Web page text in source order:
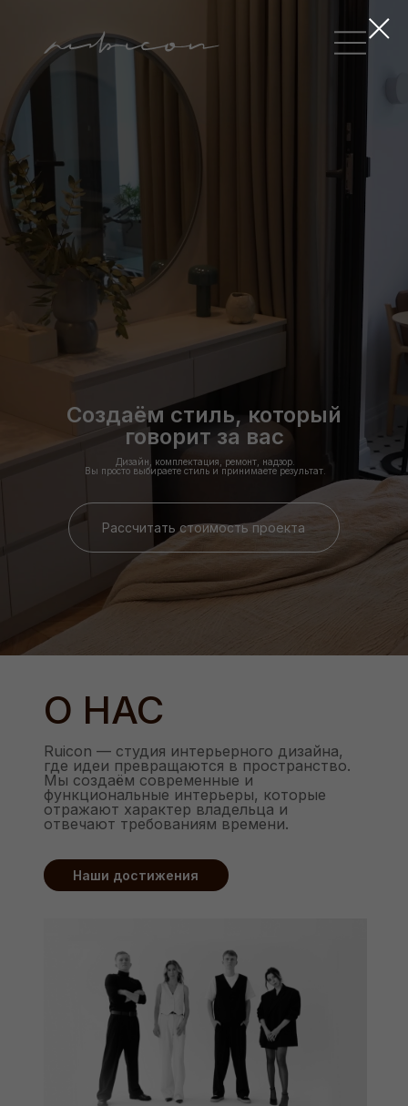
Дизайн, комплектация, ремонт, надзор.
Вы просто выбираете стиль и принимаете результат.
Создаём стиль, который
говорит за вас
Рассчитать стоимость проекта
Наши достижения
Ruicon — студия интерьерного дизайна,
где идеи превращаются в пространство.
Мы создаём современные и
функциональные интерьеры, которые
отражают характер владельца и
отвечают требованиям времени.
О НАС